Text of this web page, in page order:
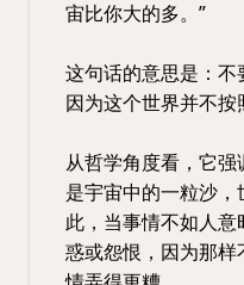
宙比你大的多。”
这句话的意思是：不
因为这个世界并不按
从哲学角度看，它
是宇宙中的一粒沙
此，当事情不如人
惑或怨恨，因为那